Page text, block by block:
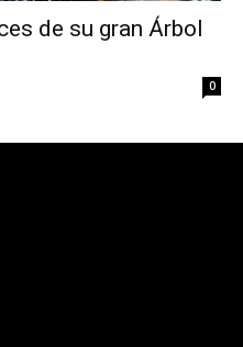
de su gran Árbol
0